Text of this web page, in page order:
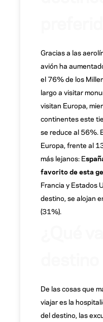
Gracias a las
avión ha
el 76% de los
largo a visitar
visitan Europa,
continentes este
se reduce al 56%.
Europa, frente al
más lejanos: E
favorito de esta
Francia y Estados
destino, se alojan
(31%).
De las cosas que
viajar es la
del destino, las